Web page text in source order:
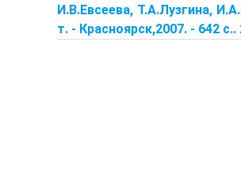
И.В.Евсеева, Т.А.Лузгина,
т. - Красноярск,2007. - 642 с..